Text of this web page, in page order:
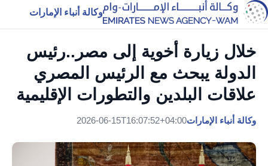
وكالة أنباء الإمارات
خلال زيارة أخوية إلى مصر..رئيس
الدولة يبحث مع الرئيس المصري
علاقات البلدين والتطورات الإقليمية
وكالة أنباء الإمارات2026-06-15T16:07:52+04:00